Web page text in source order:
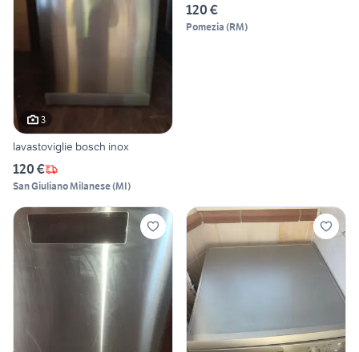
3
lavastoviglie bosch inox
120 €
San Giuliano Milanese(MI)
120 €
Pomezia (RM)